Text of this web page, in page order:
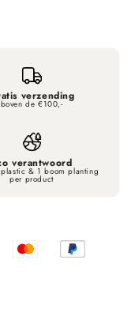
verzending
boven de €100,-
verantwoord
& 1 boom planting
per product